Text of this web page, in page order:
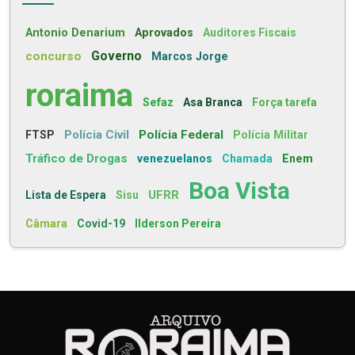
Antonio Denarium Aprovados Auditores Fiscais
concurso Governo Marcos Jorge
roraima Sefaz Asa Branca Força tarefa
FTSP Polícia Civil Polícia Federal Polícia Militar
Tráfico de Drogas venezuelanos Chamada Enem
Lista de Espera Sisu UFRR Boa Vista
Câmara Covid-19 Ilderson Pereira